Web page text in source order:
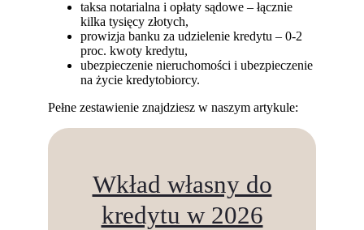
taksa notarialna i opłaty sądowe – łącznie
kilka tysięcy złotych,
prowizja banku za udzielenie kredytu – 0-2
proc. kwoty kredytu,
ubezpieczenie nieruchomości i ubezpieczenie
na życie kredytobiorcy.
Pełne zestawienie znajdziesz w naszym artykule:
Wkład własny do
kredytu w 2026